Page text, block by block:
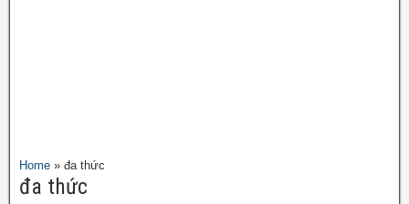
Home » đa thức
đa thức